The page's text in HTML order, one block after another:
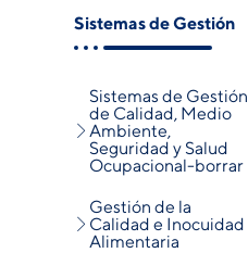
Sistemas de Gestión
Sistemas de Gestión
de Calidad, Medio
Ambiente,
Seguridad y Salud
Ocupacional-borrar
Gestión de la
Calidad e Inocuidad
Alimentaria